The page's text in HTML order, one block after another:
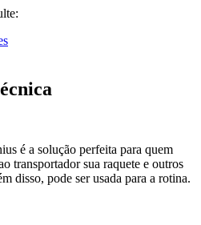
é a solução perfeita para quem
transportador sua raquete e outros
disso, pode ser usada para a rotina.